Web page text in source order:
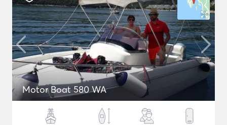
Motor Boat 580 WA